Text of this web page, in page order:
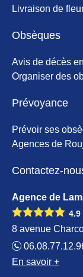
Livraison de
Obsèques
Avis de décès
Organiser des
Prévoyance
Prévoir ses
Agences de
Contactez-
Agence de
4.9
8 avenue
En savoir +